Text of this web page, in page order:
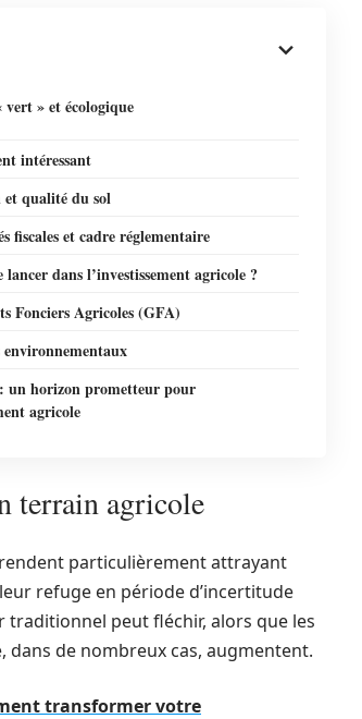
vert » et écologique
intéressant
qualité du sol
fiscales et cadre réglementaire
lancer dans l’investissement agricole ?
Fonciers Agricoles (GFA)
environnementaux
un horizon prometteur pour
agricole
terrain agricole
particulièrement attrayant
refuge en période d’incertitude
traditionnel peut fléchir, alors que les
de nombreux cas, augmentent.
transformer votre